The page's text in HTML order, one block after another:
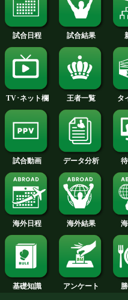
試食した渡
太らないク
試合日程 試合結果
TV･ネット欄 王者一覧